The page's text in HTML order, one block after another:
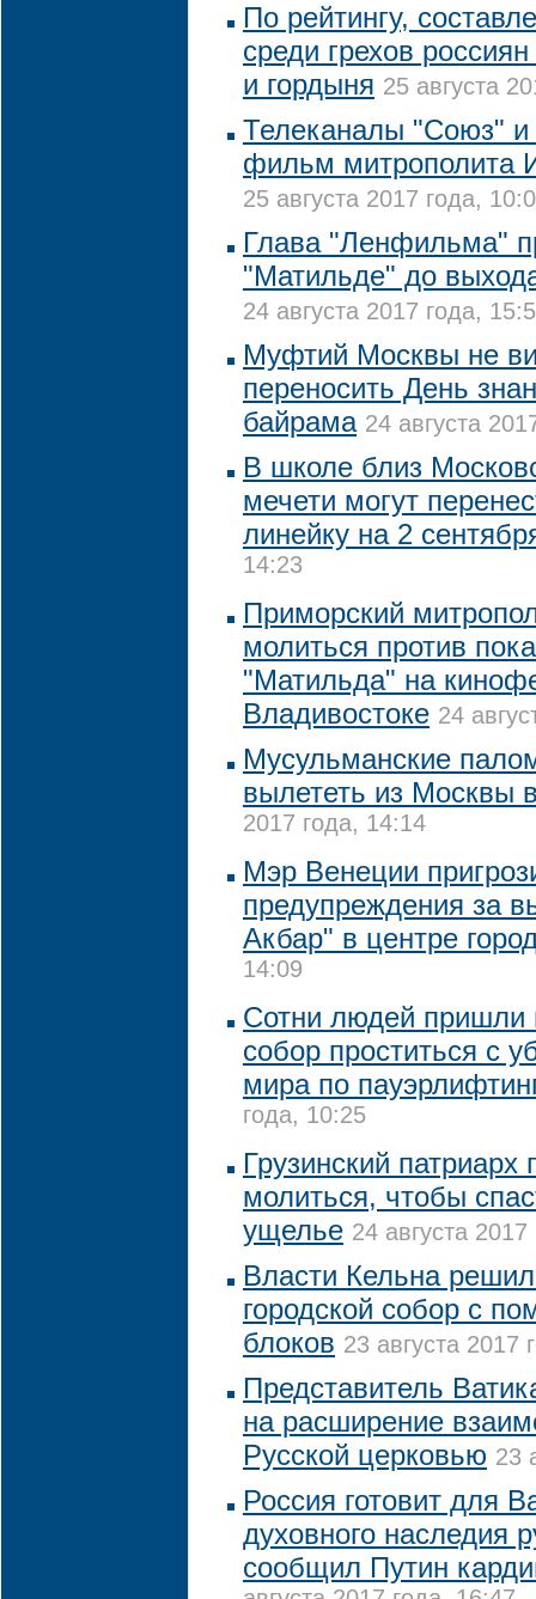
По рейтингу,
среди грехов
и гордыня 25 августа
Телеканалы "Союз" и
фильм митрополита
25 августа 2017 года,
Глава "Ленфильма"
"Матильде" до
24 августа 2017 года,
Муфтий Москвы не
переносить День
байрама 24 августа
В школе близ
мечети могут
линейку на 2
14:23
Приморский
молиться против
"Матильда" на
Владивостоке 24
Мусульманские
вылететь из Москвы
2017 года, 14:14
Мэр Венеции
предупреждения за
Акбар" в центре
14:09
Сотни людей пришли
собор проститься с
мира по
года, 10:25
Грузинский патриарх
молиться, чтобы
ущелье 24 августа
Власти Кельна
городской собор с
блоков 23 августа 2017
Представитель
на расширение
Русской церковью 23
Россия готовит для
духовного наследия
сообщил Путин